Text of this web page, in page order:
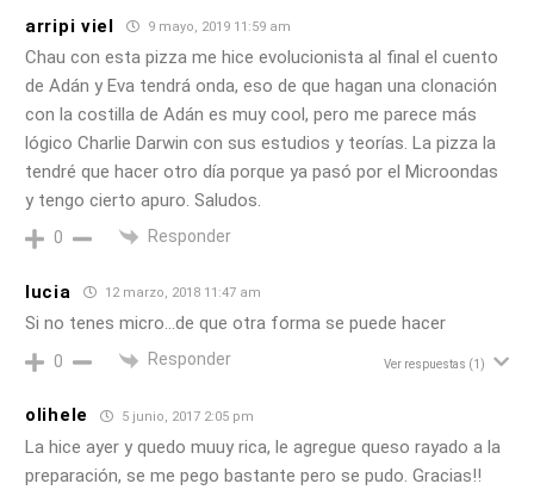
arripi viel 9 mayo, 2019 11:59 am
Chau con esta pizza me hice evolucionista al final el cuento
de Adán y Eva tendrá onda, eso de que hagan una clonación
con la costilla de Adán es muy cool, pero me parece más
lógico Charlie Darwin con sus estudios y teorías. La pizza la
tendré que hacer otro día porque ya pasó por el Microondas
y tengo cierto apuro. Saludos.
0 Responder
lucia 12 marzo, 2018 11:47 am
Si no tenes micro…de que otra forma se puede hacer
0 Responder Ver respuestas (1)
olihele 5 junio, 2017 2:05 pm
La hice ayer y quedo muuy rica, le agregue queso rayado a la
preparación, se me pego bastante pero se pudo. Gracias!!